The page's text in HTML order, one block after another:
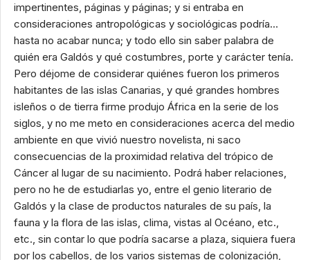
impertinentes, páginas y páginas; y si entraba en
consideraciones antropológicas y sociológicas podría…
hasta no acabar nunca; y todo ello sin saber palabra de
quién era Galdós y qué costumbres, porte y carácter tenía.
Pero déjome de considerar quiénes fueron los primeros
habitantes de las islas Canarias, y qué grandes hombres
isleños o de tierra firme produjo África en la serie de los
siglos, y no me meto en consideraciones acerca del medio
ambiente en que vivió nuestro novelista, ni saco
consecuencias de la proximidad relativa del trópico de
Cáncer al lugar de su nacimiento. Podrá haber relaciones,
pero no he de estudiarlas yo, entre el genio literario de
Galdós y la clase de productos naturales de su país, la
fauna y la flora de las islas, clima, vistas al Océano, etc.,
etc., sin contar lo que podría sacarse a plaza, siquiera fuera
por los cabellos, de los varios sistemas de colonización,